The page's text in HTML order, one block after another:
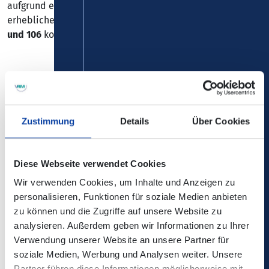
Zustimmung Details Über Cookies
Diese Webseite verwendet Cookies
Wir verwenden Cookies, um Inhalte und Anzeigen zu
personalisieren, Funktionen für soziale Medien anbieten
zu können und die Zugriffe auf unsere Website zu
analysieren. Außerdem geben wir Informationen zu Ihrer
Verwendung unserer Website an unsere Partner für
soziale Medien, Werbung und Analysen weiter. Unsere
aufgrund einer Wanderbaustelle entlang der L258 zu
erheblichen Verspätungen auf den
und 106 kommen.
Verbindungsauskunft enthalten!
Kontaktdaten:Verkehrsbetrieb Rhein-Westerwald VRW –
Zurück